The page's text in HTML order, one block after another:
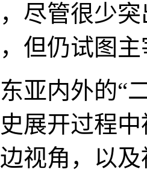
尽管很少
但仍试图
亚内外的“
展开过程
视角，以